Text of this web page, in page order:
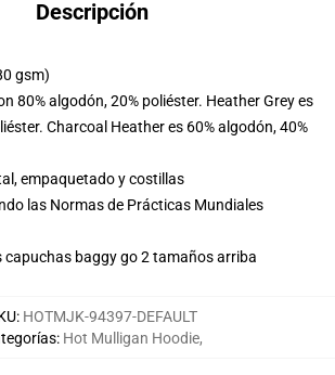
Descripción
gsm)
80% algodón, 20% poliéster. Heather Grey es
Charcoal Heather es 60% algodón, 40%
empaquetado y costillas
las Normas de Prácticas Mundiales
capuchas baggy go 2 tamaños arriba
: HOTMJK-94397-DEFAULT
: Hot Mulligan Hoodie,